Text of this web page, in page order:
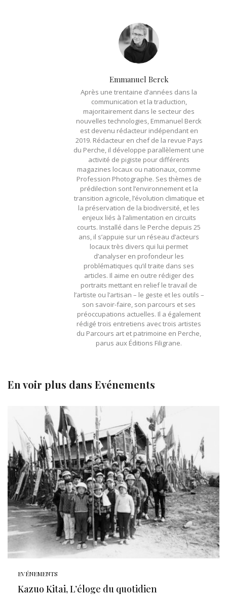
Emmanuel Berck
Après une trentaine d’années dans la
communication et la traduction,
majoritairement dans le secteur des
nouvelles technologies, Emmanuel Berck
est devenu rédacteur indépendant en
2019. Rédacteur en chef de la revue Pays
du Perche, il développe parallèlement une
activité de pigiste pour différents
magazines locaux ou nationaux, comme
Profession Photographe. Ses thèmes de
prédilection sont l’environnement et la
transition agricole, l’évolution climatique et
la préservation de la biodiversité, et les
enjeux liés à l’alimentation en circuits
courts. Installé dans le Perche depuis 25
ans, il s’appuie sur un réseau d’acteurs
locaux très divers qui lui permet
d’analyser en profondeur les
problématiques qu’il traite dans ses
articles. Il aime en outre rédiger des
portraits mettant en relief le travail de
l’artiste ou l’artisan – le geste et les outils –
son savoir-faire, son parcours et ses
préoccupations actuelles. Il a également
rédigé trois entretiens avec trois artistes
du Parcours art et patrimoine en Perche,
parus aux Éditions Filigrane.
En voir plus dans Evénements
EVÉNEMENTS
Kazuo Kitai, L’éloge du quotidien